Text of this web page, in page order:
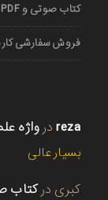
کتاب صوتی و PDF قدرت جذبه از برایان تریسی
فروش سفارشی
reza در واژه
بسیار عالی
کبری در